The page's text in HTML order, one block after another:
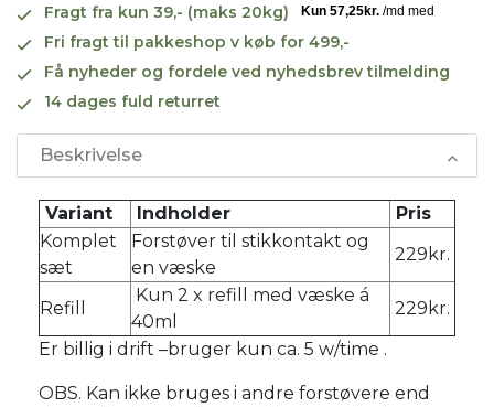
Fragt fra kun 39,- (maks 20kg)
Fri fragt til pakkeshop v køb for 499,-
Få nyheder og fordele ved nyhedsbrev tilmelding
14 dages fuld returret
Beskrivelse
Variant Indholder
Pris
Komplet
sæt
Forstøver til stikkontakt og
en væske
229kr.
Refill
Kun 2 x refill med væske á
40ml
229kr.
Er billig i drift –bruger kun ca. 5 w/time .
OBS. Kan ikke bruges i andre forstøvere end